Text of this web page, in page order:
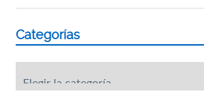
Categorías